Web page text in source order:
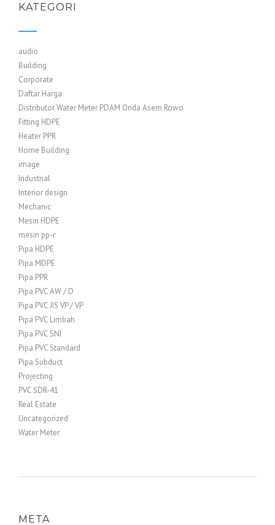
KATEGORI
audio
Building
Corporate
Daftar Harga
Distributor Water Meter PDAM Onda Asem Rowo
Fitting HDPE
Heater PPR
Home Building
image
Industrial
Interior design
Mechanic
Mesin HDPE
mesin pp-r
Pipa HDPE
Pipa MDPE
Pipa PPR
Pipa PVC AW / D
Pipa PVC JIS VP / VP
Pipa PVC Limbah
Pipa PVC SNI
Pipa PVC Standard
Pipa Subduct
Projecting
PVC SDR-41
Real Estate
Uncategorized
Water Meter
META